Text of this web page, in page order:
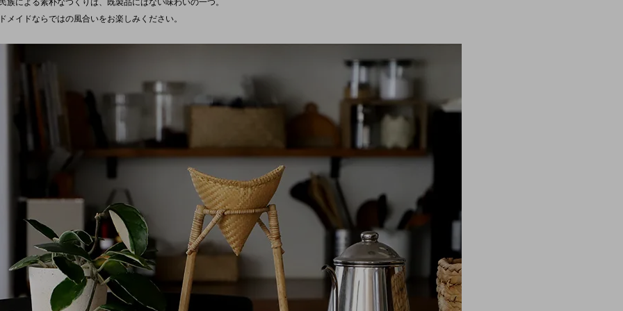
メイドならではの風合いをお楽しみください。